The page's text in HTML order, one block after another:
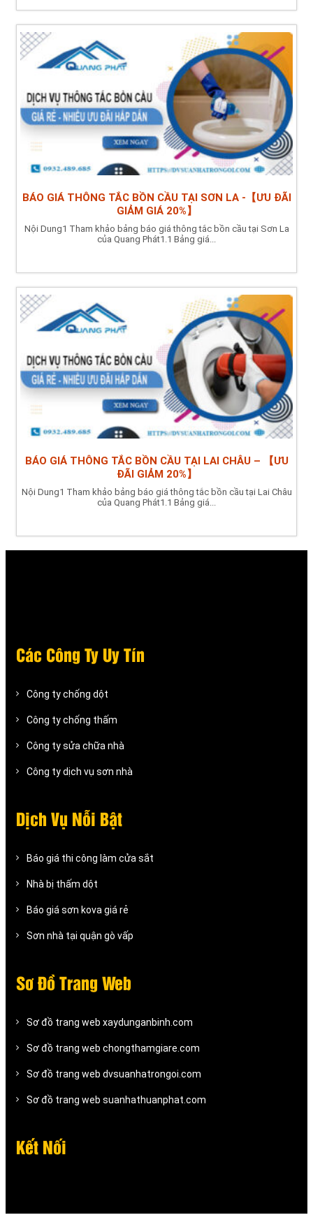
BÁO GIÁ THÔNG TẮC BỒN CẦU TẠI SƠN LA -【ƯU ĐÃI
GIẢM GIÁ 20%】
Nội Dung1 Tham khảo bảng báo giá thông tắc bồn cầu tại Sơn La
của Quang Phát1.1 Bảng giá...
BÁO GIÁ THÔNG TẮC BỒN CẦU TẠI LAI CHÂU – 【ƯU
ĐÃI GIẢM 20%】
Nội Dung1 Tham khảo bảng báo giá thông tắc bồn cầu tại Lai Châu
của Quang Phát1.1 Bảng giá...
Các Công Ty Uy Tín
Công ty chống dột
Công ty chống thấm
Công ty sửa chữa nhà
Công ty dịch vụ sơn nhà
Dịch Vụ Nỗi Bật
Báo giá thi công làm cửa sắt
Nhà bị thấm dột
Báo giá sơn kova giá rẻ
Sơn nhà tại quận gò vấp
Sơ Đồ Trang Web
Sơ đồ trang web xaydunganbinh.com
Sơ đồ trang web chongthamgiare.com
Sơ đồ trang web dvsuanhatrongoi.com
Sơ đồ trang web suanhathuanphat.com
Kết Nối